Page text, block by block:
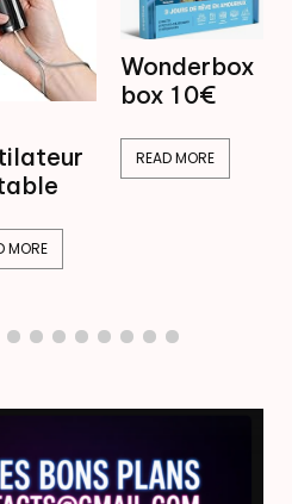
box 1 0€
READ MORE
Mini
Ventilateur
16,99€